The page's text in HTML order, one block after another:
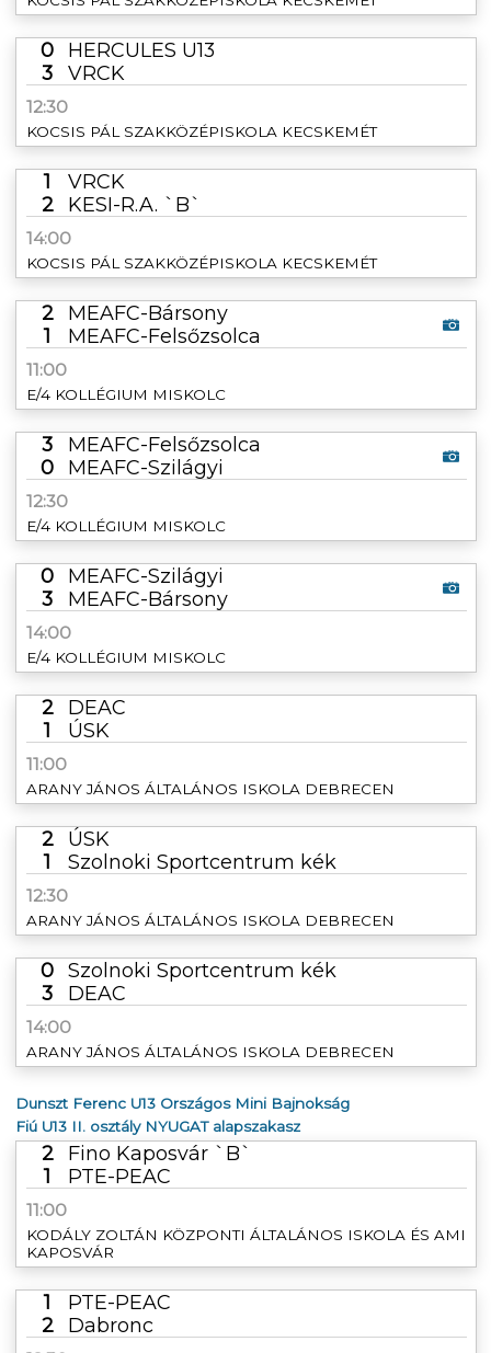
0
HERCULES U13
3
VRCK
12:30
KOCSIS PÁL SZAKKÖZÉPISKOLA KECSKEMÉT
1
VRCK
2
KESI-R.A. `B`
14:00
KOCSIS PÁL SZAKKÖZÉPISKOLA KECSKEMÉT
2
MEAFC-Bársony
1
MEAFC-Felsőzsolca
11:00
E/4 KOLLÉGIUM MISKOLC
3
MEAFC-Felsőzsolca
0
MEAFC-Szilágyi
12:30
E/4 KOLLÉGIUM MISKOLC
0
MEAFC-Szilágyi
3
MEAFC-Bársony
14:00
E/4 KOLLÉGIUM MISKOLC
2
DEAC
1
ÚSK
11:00
ARANY JÁNOS ÁLTALÁNOS ISKOLA DEBRECEN
2
ÚSK
1
Szolnoki Sportcentrum kék
12:30
ARANY JÁNOS ÁLTALÁNOS ISKOLA DEBRECEN
0
Szolnoki Sportcentrum kék
3
DEAC
14:00
ARANY JÁNOS ÁLTALÁNOS ISKOLA DEBRECEN
Dunszt Ferenc U13 Országos Mini Bajnokság
Fiú U13 II. osztály NYUGAT alapszakasz
2
Fino Kaposvár `B`
1
PTE-PEAC
11:00
KODÁLY ZOLTÁN KÖZPONTI ÁLTALÁNOS ISKOLA ÉS AMI
KAPOSVÁR
1
PTE-PEAC
2
Dabronc